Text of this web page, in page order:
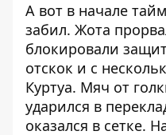
А вот в начале
забил. Жота
блокировали
отскок и с
Куртуа. Мяч от
ударился в
оказался в сетке.